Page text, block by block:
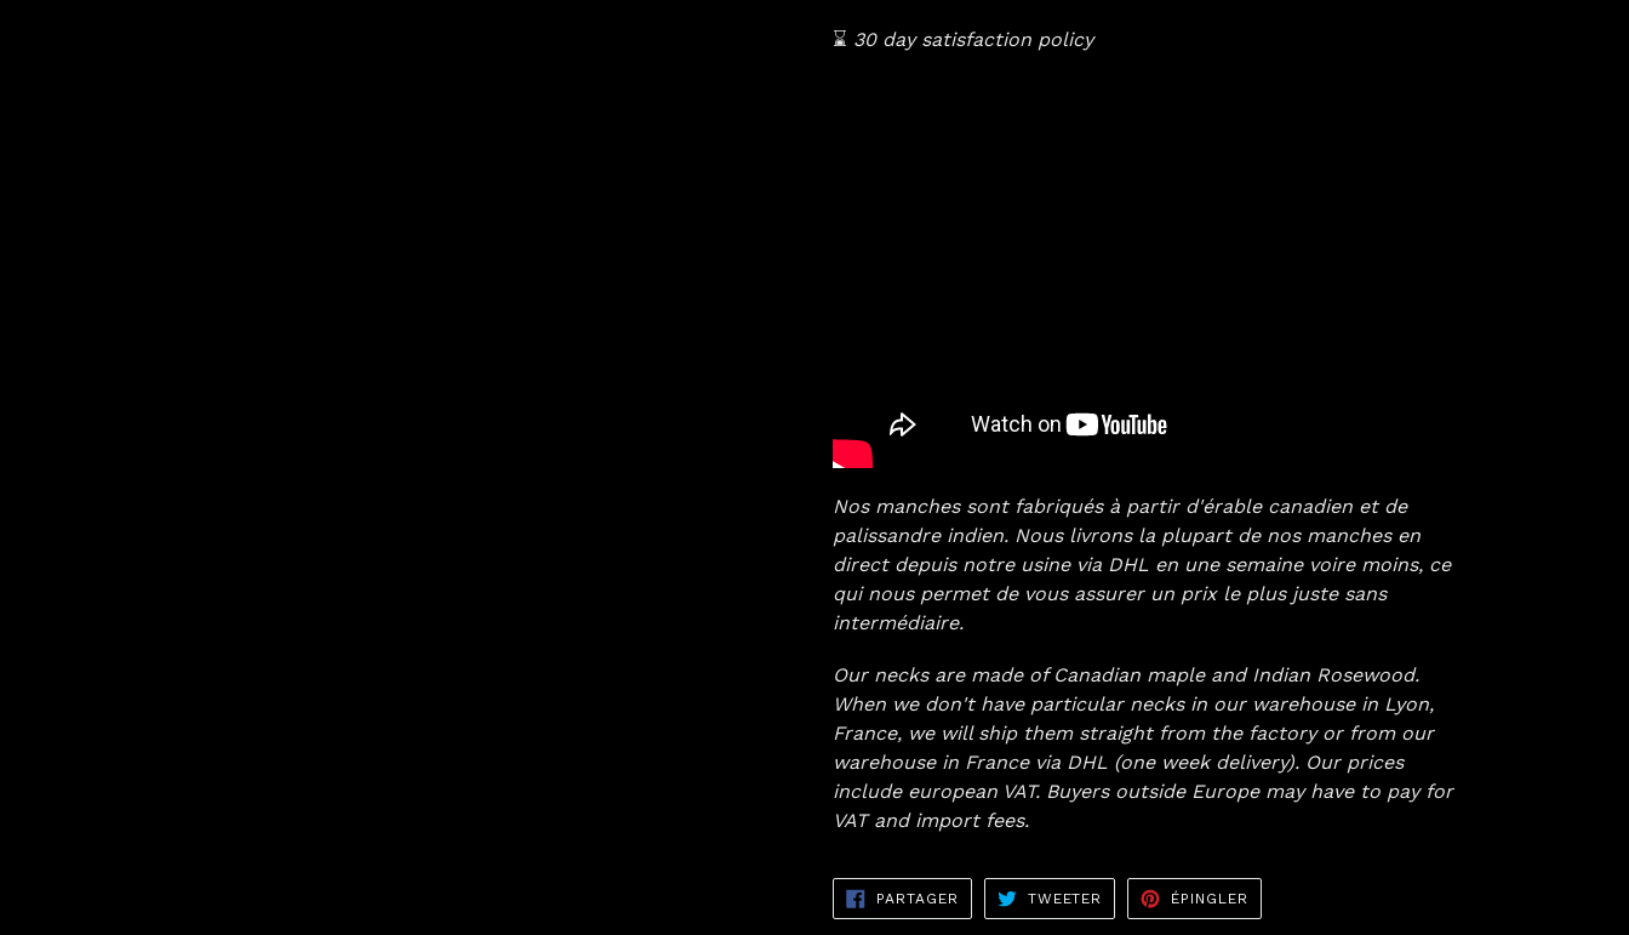
⌛️ 30 day satisfaction policy
Nos manches sont fabriqués à partir d'érable canadien et de
palissandre indien. Nous livrons la plupart de nos manches en
direct depuis notre usine via DHL en une semaine voire moins, ce
qui nous permet de vous assurer un prix le plus juste sans
intermédiaire.
Our necks are made of Canadian maple and Indian Rosewood.
When we don't have particular necks in our warehouse in Lyon,
France, we will ship them straight from the factory or from our
warehouse in France via DHL (one week delivery). Our prices
include european VAT. Buyers outside Europe may have to pay for
VAT and import fees.
PARTAGER PARTAGER
FACEBOOK
TWEETER TWEETER
TWITTER
ÉPINGLER
PINTEREST